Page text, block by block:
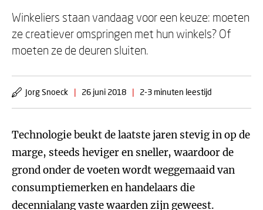
Winkeliers staan vandaag voor een keuze: moeten
ze creatiever omspringen met hun winkels? Of
moeten ze de deuren sluiten.
Jorg Snoeck | 26 juni 2018 | 2-3 minuten leestijd
Technologie beukt de laatste jaren stevig in op de
marge, steeds heviger en sneller, waardoor de
grond onder de voeten wordt weggemaaid van
consumptiemerken en handelaars die
decennialang vaste waarden zijn geweest.